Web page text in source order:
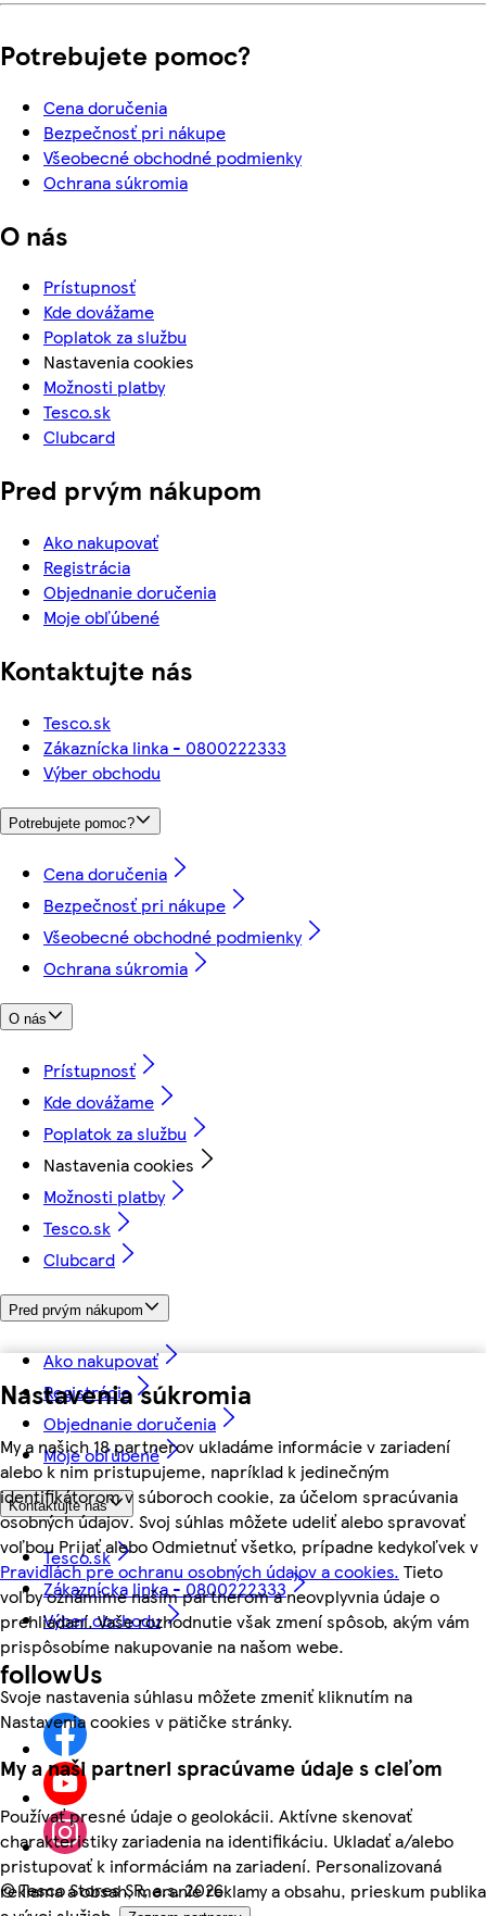
Nastavenia súkromia
My a našich 18 partnerov ukladáme informácie v zariadení
alebo k nim pristupujeme, napríklad k jedinečným
identifikátorom v súboroch cookie, za účelom spracúvania
osobných údajov. Svoj súhlas môžete udeliť alebo spravovať
voľbou Prijať alebo Odmietnuť všetko, prípadne kedykoľvek v
Pravidlách pre ochranu osobných údajov a cookies. Tieto
voľby oznámime našim partnerom a neovplyvnia údaje o
prehliadaní. Vaše rozhodnutie však zmení spôsob, akým vám
prispôsobíme nakupovanie na našom webe.
Svoje nastavenia súhlasu môžete zmeniť kliknutím na
Nastavenia cookies v pätičke stránky.
My a naši partneri spracúvame údaje s cieľom
Používať presné údaje o geolokácii. Aktívne skenovať
charakteristiky zariadenia na identifikáciu. Ukladať a/alebo
pristupovať k informáciám na zariadení. Personalizovaná
reklama a obsah, meranie reklamy a obsahu, prieskum publika
Potrebujete pomoc?
Cena doručenia
Bezpečnosť pri nákupe
Všeobecné obchodné podmienky
Ochrana súkromia
O nás
Prístupnosť
Kde dovážame
Poplatok za službu
Nastavenia cookies
Možnosti platby
Tesco.sk
Clubcard
Pred prvým nákupom
Ako nakupovať
Registrácia
Objednanie doručenia
Moje obľúbené
Kontaktujte nás
Tesco.sk
Zákaznícka linka - 0800222333
Výber obchodu
Potrebujete pomoc?
Cena doručenia
Bezpečnosť pri nákupe
Všeobecné obchodné podmienky
Ochrana súkromia
O nás
Prístupnosť
Kde dovážame
Poplatok za službu
Nastavenia cookies
Možnosti platby
Tesco.sk
Clubcard
Pred prvým nákupom
Ako nakupovať
Registrácia
Objednanie doručenia
Moje obľúbené
Kontaktujte nás
Tesco.sk
Zákaznícka linka - 0800222333
Výber obchodu
followUs
©Tesco Stores SR, a.s. 2026